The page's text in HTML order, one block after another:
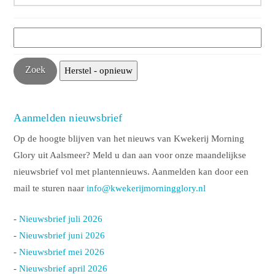
Aanmelden nieuwsbrief
Op de hoogte blijven van het nieuws van Kwekerij Morning
Glory uit Aalsmeer? Meld u dan aan voor onze maandelijkse
nieuwsbrief vol met plantennieuws. Aanmelden kan door een
mail te sturen naarinfo@kwekerijmorningglory.nl
-Nieuwsbrief juli 2026
-Nieuwsbrief juni 2026
-Nieuwsbrief mei 2026
-Nieuwsbrief april 2026